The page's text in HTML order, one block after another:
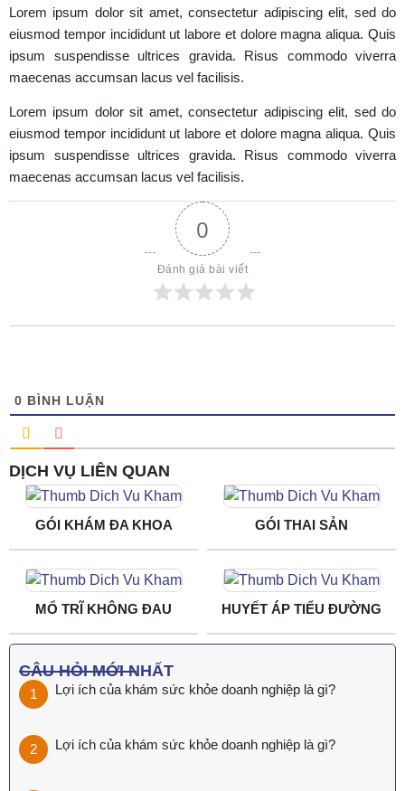
Lorem ipsum dolor sit amet, consectetur adipiscing elit, sed do
eiusmod tempor incididunt ut labore et dolore magna aliqua. Quis
ipsum suspendisse ultrices gravida. Risus commodo viverra
maecenas accumsan lacus vel facilisis.
Lorem ipsum dolor sit amet, consectetur adipiscing elit, sed do
eiusmod tempor incididunt ut labore et dolore magna aliqua. Quis
ipsum suspendisse ultrices gravida. Risus commodo viverra
maecenas accumsan lacus vel facilisis.
0
Đánh giá bài viết
0 BÌNH LUẬN
DỊCH VỤ LIÊN QUAN
GÓI KHÁM ĐA KHOA GÓI THAI SẢN
MỔ TRĨ KHÔNG ĐAU HUYẾT ÁP TIỂU ĐƯỜNG
CÂU HỎI MỚI NHẤT
Lợi ích của khám sức khỏe doanh nghiệp là gì?
Lợi ích của khám sức khỏe doanh nghiệp là gì?